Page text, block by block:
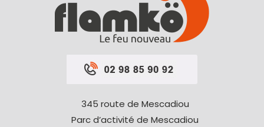
345 route de Mescadiou
Parc d’activité de Mescadiou